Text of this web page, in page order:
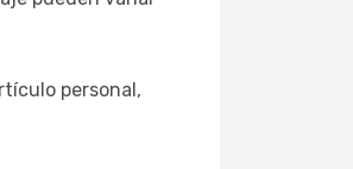
personal,